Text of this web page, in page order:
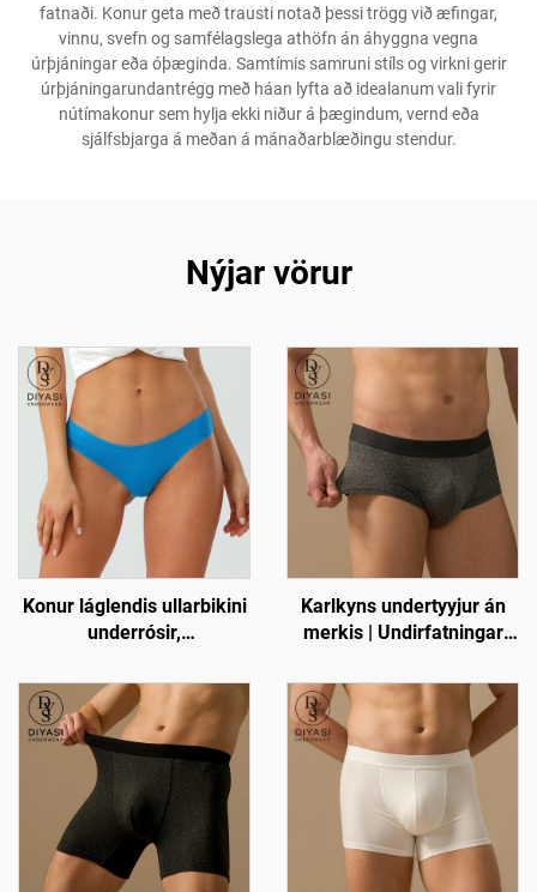
fatnaði. Konur geta með trausti notað þessi trögg við æfingar,
vinnu, svefn og samfélagslega athöfn án áhyggna vegna
úrþjáningar eða óþæginda. Samtímis samruni stíls og virkni gerir
úrþjáningarundantrégg með háan lyfta að idealanum vali fyrir
nútímakonur sem hylja ekki niður á þægindum, vernd eða
sjálfsbjarga á meðan á mánaðarblæðingu stendur.
Nýjar vörur
Konur láglendis ullarbikini
underrósir,
sérsniðnum logó, stytt
Karlkyns undertyyjur án
merkis | Undirfatningar
lægri sæti án forpoka